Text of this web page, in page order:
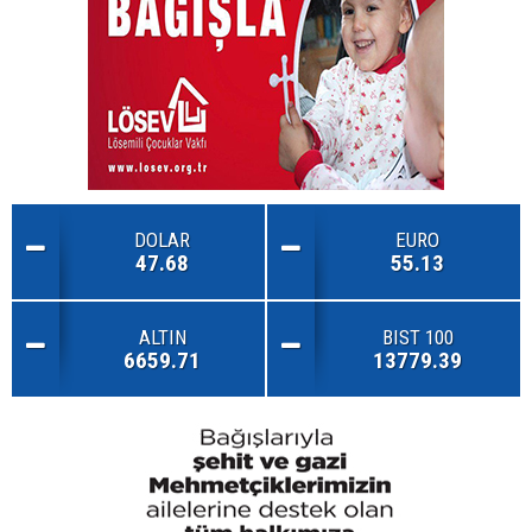
DOLAR
47.68
EURO
55.13
ALTIN
6659.71
BIST 100
13779.39